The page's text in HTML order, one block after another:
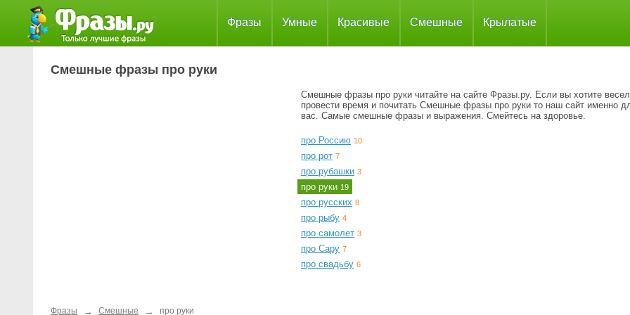
Фразы Умные Красивые Смешные Крылатые
Смешные фразы про руки
Смешные фразы про руки читайте на сайте Фразы.ру. Если вы хотите
провести время и почитать Смешные фразы про руки то наш сайт именно
вас. Самые смешные фразы и выражения. Смейтесь на здоровье.
про Россию 10
про рот 7
про рубашки 3
про руки 19
про русских 8
про рыбу 4
про самолет 3
про Сару 7
про свадьбу 6
Фразы → Смешные → про руки